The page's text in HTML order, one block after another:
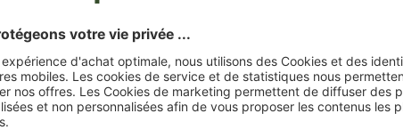
transparent St. Tropez
Format de données : 4 x 3 cm